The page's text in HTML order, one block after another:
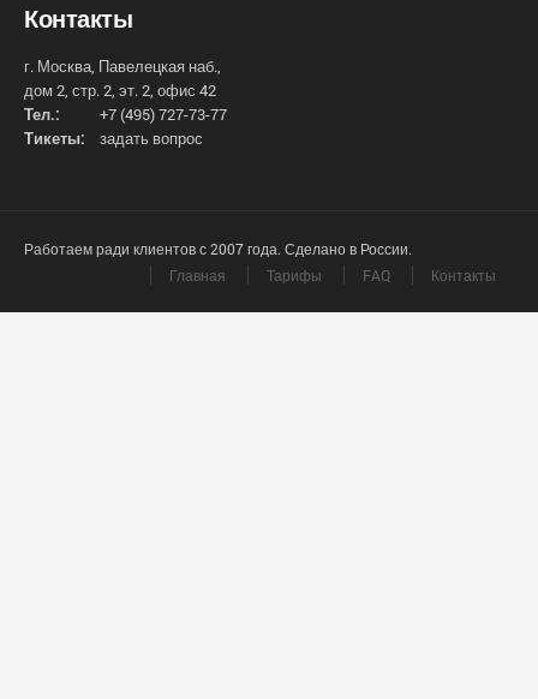
Контакты
г. Москва, Павелецкая наб.,
дом 2, стр. 2, эт. 2, офис 42
Тел.:
+7 (495) 727-73-77
Тикеты:
задать вопрос
Работаем ради клиентов с 2007 года. Сделано в России.
Главная
Тарифы FAQ Контакты